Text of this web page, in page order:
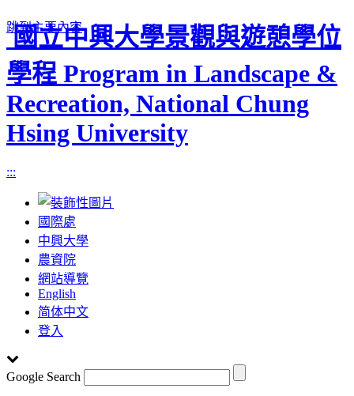
跳到主要內容
國立中興大學景觀與遊憩學位
學程 Program in Landscape &
Recreation, National Chung
Hsing University
:::
國際處
中興大學
農資院
網站導覽
English
简体中文
登入
Google Search